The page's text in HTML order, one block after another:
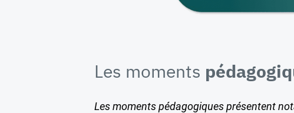
Les moments
Les moments pédagogiques présentent